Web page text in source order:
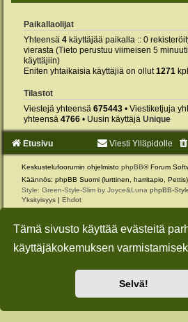
Tämä sivusto käyttää evästeitä
käyttäjäkokemuksen
Selvä!
Paikallaolijat
Yhteensä 4 käyttäjää paikalla :: 0
vierasta (Tieto perustuu viimeisen 5
käyttäjiin)
Eniten yhtaikaisia käyttäjiä on ollut1271
Tilastot
Viestejä yhteensä 675443 • Viestiketjuja
yhteensä 4766 • Uusin käyttäjä Unique
Etusivu Viesti Ylläpidolle
Keskustelufoorumin ohjelmisto phpBB® Forum
Käännös: phpBB Suomi (lurttinen, harritapio, Pettis)
Style: Green-Style-Slim by Joyce&Luna phpBB-
Yksityisyys | Ehdot